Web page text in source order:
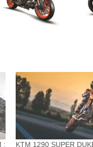
:
KTM 1290 SUPER